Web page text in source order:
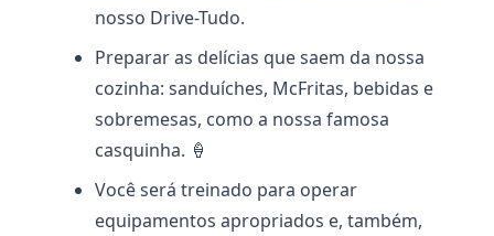
nosso Drive-Tudo.
Preparar as delícias que saem da nossa
cozinha: sanduíches, McFritas, bebidas e
sobremesas, como a nossa famosa
casquinha. 🍦
Você será treinado para operar
equipamentos apropriados e, também,